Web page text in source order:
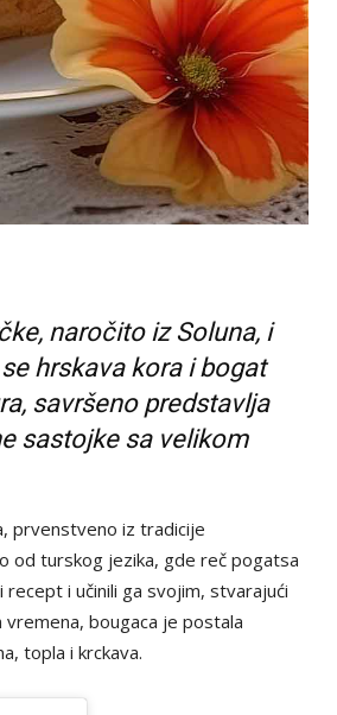
naročito iz Soluna, i
hrskava kora i bogat
savršeno predstavlja
sastojke sa velikom
prvenstveno iz tradicije
od turskog jezika, gde reč pogatsa
recept i učinili ga svojim, stvarajući
vremena, bougaca je postala
topla i krckava.